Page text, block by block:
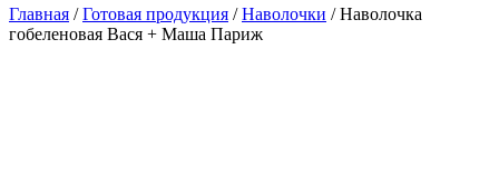
Главная /Готовая продукция /Наволочки /Наволочка
гобеленовая Вася + Маша Париж